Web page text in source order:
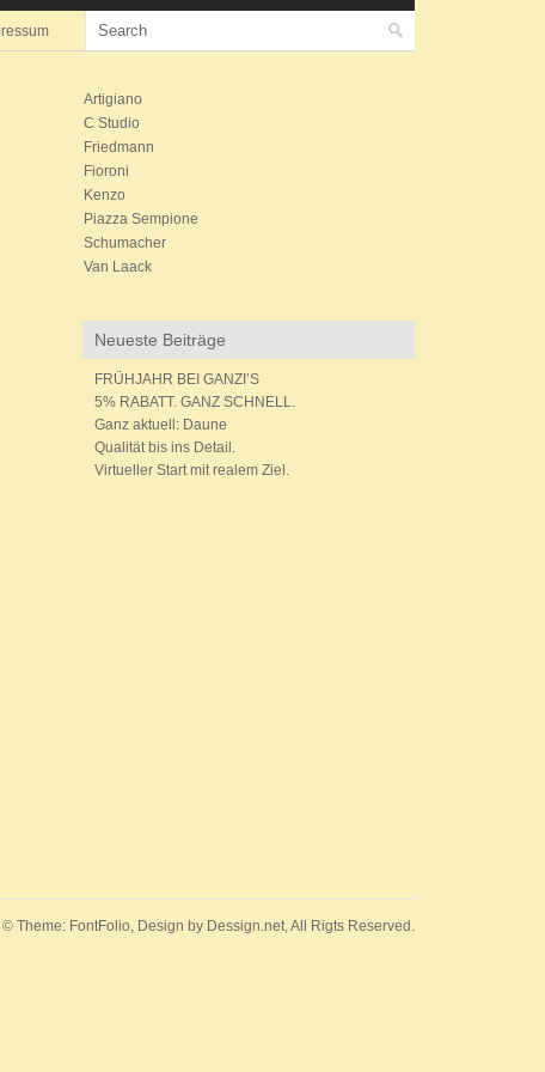
Artigiano
C Studio
Friedmann
Fioroni
Kenzo
Piazza Sempione
Schumacher
Van Laack
Neueste Beiträge
FRÜHJAHR BEI GANZI’S
5% RABATT. GANZ SCHNELL.
Ganz aktuell: Daune
Qualität bis ins Detail.
Virtueller Start mit realem Ziel.
© Theme: FontFolio, Design by Dessign.net, All Rigts Reserved.